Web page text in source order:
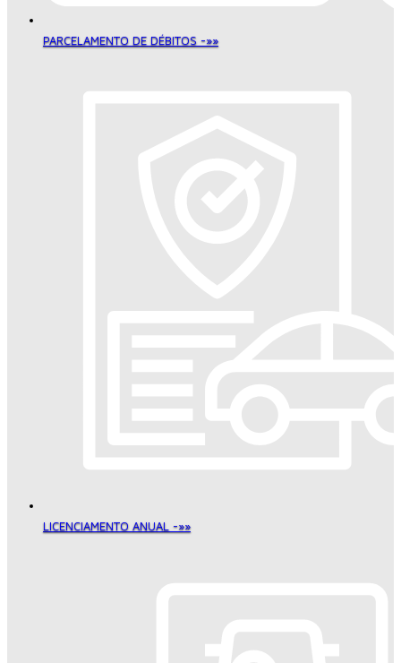
PARCELAMENTO DE DÉBITOS -»»
LICENCIAMENTO ANUAL -»»